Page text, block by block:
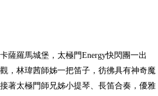
薩羅馬城堡，太極門Energy快閃團一出
，林瑋茜師姊一把笛子，彷彿具有神奇魔
著太極門師兄姊小提琴、長笛合奏，優雅